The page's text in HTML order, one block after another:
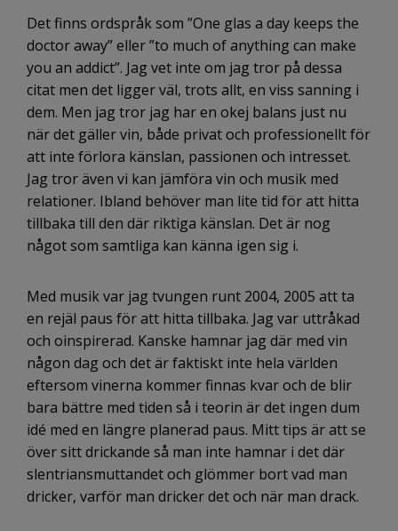
Det finns ordspråk som ”One glas a day keeps the
doctor away” eller ”to much of anything can make
you an addict”. Jag vet inte om jag tror på dessa
citat men det ligger väl, trots allt, en viss sanning i
dem. Men jag tror jag har en okej balans just nu
när det gäller vin, både privat och professionellt för
att inte förlora känslan, passionen och intresset.
Jag tror även vi kan jämföra vin och musik med
relationer. Ibland behöver man lite tid för att hitta
tillbaka till den där riktiga känslan. Det är nog
något som samtliga kan känna igen sig i.
Med musik var jag tvungen runt 2004, 2005 att ta
en rejäl paus för att hitta tillbaka. Jag var uttråkad
och oinspirerad. Kanske hamnar jag där med vin
någon dag och det är faktiskt inte hela världen
eftersom vinerna kommer finnas kvar och de blir
bara bättre med tiden så i teorin är det ingen dum
idé med en längre planerad paus. Mitt tips är att se
över sitt drickande så man inte hamnar i det där
slentriansmuttandet och glömmer bort vad man
dricker, varför man dricker det och när man drack.